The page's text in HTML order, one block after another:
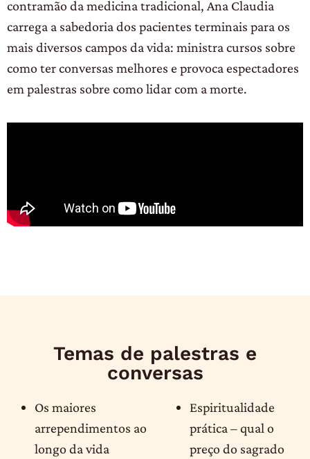
contramão da medicina tradicional, Ana Claudia
carrega a sabedoria dos pacientes terminais para os
mais diversos campos da vida: ministra cursos sobre
como ter conversas melhores e provoca espectadores
em palestras sobre como lidar com a morte.
Temas de palestras e
conversas
Os maiores
arrependimentos ao
longo da vida
Espiritualidade
prática – qual o
preço do sagrado